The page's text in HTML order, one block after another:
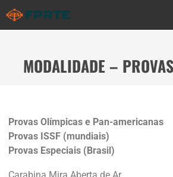
MODALIDADE –
Provas Olímpicas e Pan-americanas
Provas ISSF (mundiais)
Provas Especiais (Brasil)